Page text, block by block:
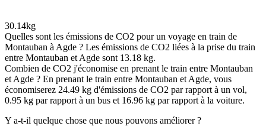
30.14kg
Quelles sont les émissions de CO2 pour un voyage en train de
Montauban à Agde ? Les émissions de CO2 liées à la prise du train
entre Montauban et Agde sont 13.18 kg.
Combien de CO2 j'économise en prenant le train entre Montauban
et Agde ? En prenant le train entre Montauban et Agde, vous
économiserez 24.49 kg d'émissions de CO2 par rapport à un vol,
0.95 kg par rapport à un bus et 16.96 kg par rapport à la voiture.
Y a-t-il quelque chose que nous pouvons améliorer ?